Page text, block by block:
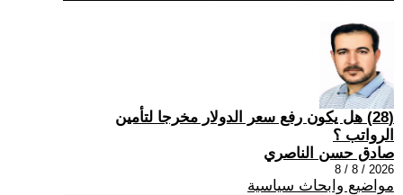
(28) هل يكون رفع سعر الدولار مخرجا لتأمين
الرواتب ؟
صادق حسن الناصري
2026 / 8 / 8
مواضيع وابحاث سياسية